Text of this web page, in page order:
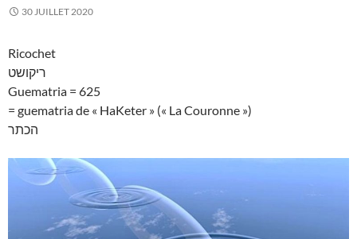
30 JUILLET 2020
Ricochet
ריקושט
Guematria = 625
= guematria de « HaKeter » (« La Couronne »)
הכתר